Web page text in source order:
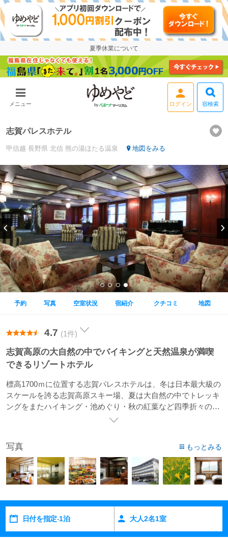
夏季休業について
メニュー 宿検索
志賀パレスホテル
甲信越 長野県 北信 熊の湯ほたる温泉 地図をみる
予約 写真 空室状況 宿紹介 クチコミ 地図
4.7 (1件)
志賀高原の大自然の中でバイキングと天然温泉が満喫
できるリゾートホテル
標高1700ｍに位置する志賀パレスホテルは、冬は日本最大級の
スケールを誇る志賀高原スキー場、夏は大自然の中でトレッキ
ングをまたハイキング・池めぐり・秋の紅葉など四季折々の大
自然を満喫していただけます。
たサービスで、お客様をお待ちしております。
写真 もっとみる
日付を指定-1泊 大人2名1室